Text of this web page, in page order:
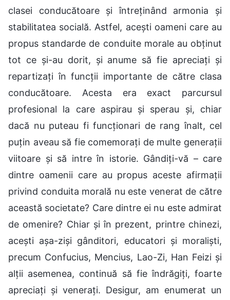
clasei conducătoare și întreținând armonia și
stabilitatea socială. Astfel, acești oameni care au
propus standarde de conduite morale au obținut
tot ce și-au dorit, și anume să fie apreciați și
repartizați în funcții importante de către clasa
conducătoare. Acesta era exact parcursul
profesional la care aspirau și sperau și, chiar
dacă nu puteau fi funcționari de rang înalt, cel
puțin aveau să fie comemorați de multe generații
viitoare și să intre în istorie. Gândiți-vă – care
dintre oamenii care au propus aceste afirmații
privind conduita morală nu este venerat de către
această societate? Care dintre ei nu este admirat
de omenire? Chiar și în prezent, printre chinezi,
acești așa-ziși gânditori, educatori și moraliști,
precum Confucius, Mencius, Lao-Zi, Han Feizi și
alții asemenea, continuă să fie îndrăgiți, foarte
apreciați și venerați. Desigur, am enumerat un